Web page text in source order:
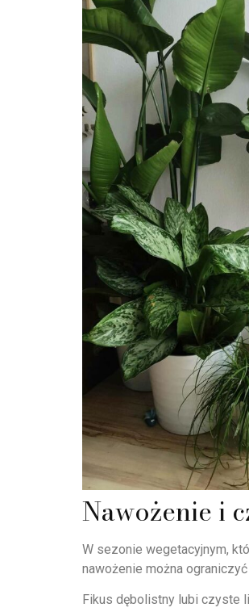
Nawożenie i
W sezonie wegetacyjnym,
nawożenie można
Fikus dębolistny lubi czyste